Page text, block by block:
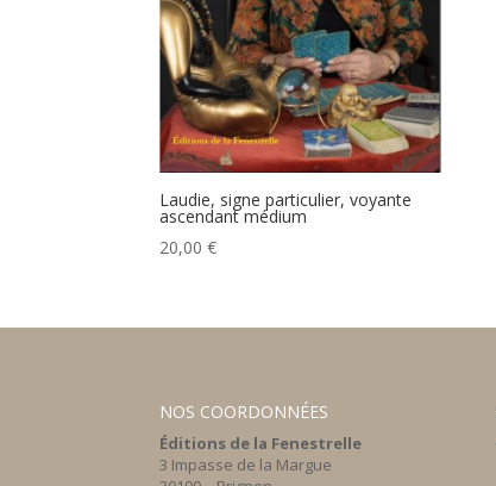
Laudie, signe particulier, voyante
ascendant médium
20,00€
NOS COORDONNÉES
Éditions de la Fenestrelle
3 Impasse de la Margue